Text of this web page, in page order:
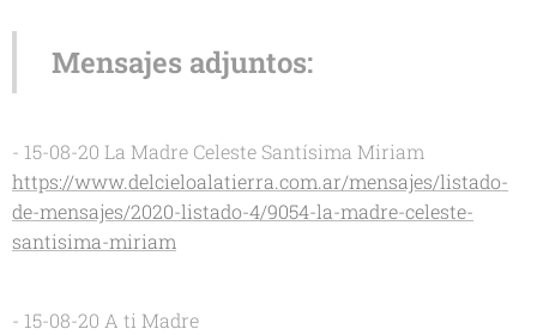
Mensajes adjuntos:
- 15-08-20 La Madre Celeste Santísima Miriam
https://www.delcieloalatierra.com.ar/mensajes/listado-
de-mensajes/2020-listado-4/9054-la-madre-celeste-
santisima-miriam
- 15-08-20 A ti Madre